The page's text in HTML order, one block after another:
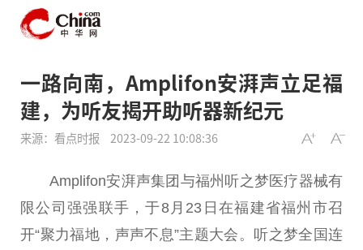
一路向南，Amplifon安湃声立足福
建，为听友揭开助听器新纪元
来源：看点时报 2023-09-22 10:08:36
Amplifon安湃声集团与福州听之梦医疗器械有
限公司强强联手，于8月23日在福建省福州市召
开“聚力福地，声声不息”主题大会。听之梦全国连